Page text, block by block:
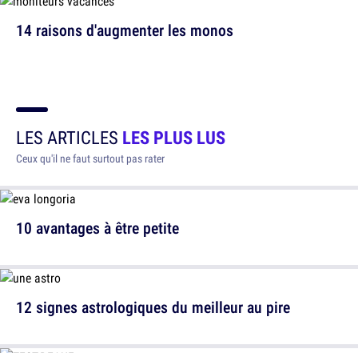
14 raisons d'augmenter les monos
LES ARTICLES LES PLUS LUS
Ceux qu'il ne faut surtout pas rater
10 avantages à être petite
12 signes astrologiques du meilleur au pire